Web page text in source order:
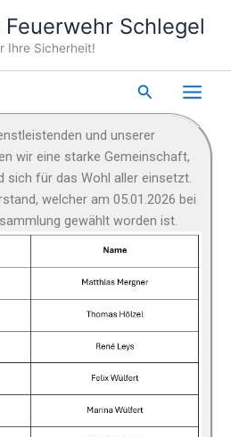
Schlegel
Ihre Sicherheit!
Suchen
und unserer
wir eine starke Gemeinschaft,
sich für das Wohl aller einsetzt.
welcher am 05.01.2026 bei
gewählt worden ist.